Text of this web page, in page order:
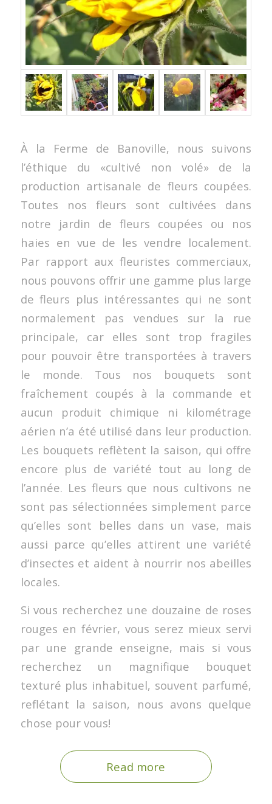
À la Ferme de Banoville, nous suivons
l’éthique du «cultivé non volé» de la
production artisanale de fleurs coupées.
Toutes nos fleurs sont cultivées dans
notre jardin de fleurs coupées ou nos
haies en vue de les vendre localement.
Par rapport aux fleuristes commerciaux,
nous pouvons offrir une gamme plus large
de fleurs plus intéressantes qui ne sont
normalement pas vendues sur la rue
principale, car elles sont trop fragiles
pour pouvoir être transportées à travers
le monde. Tous nos bouquets sont
fraîchement coupés à la commande et
aucun produit chimique ni kilométrage
aérien n’a été utilisé dans leur production.
Les bouquets reflètent la saison, qui offre
encore plus de variété tout au long de
l’année. Les fleurs que nous cultivons ne
sont pas sélectionnées simplement parce
qu’elles sont belles dans un vase, mais
aussi parce qu’elles attirent une variété
d’insectes et aident à nourrir nos abeilles
locales.
Si vous recherchez une douzaine de roses
rouges en février, vous serez mieux servi
par une grande enseigne, mais si vous
recherchez un magnifique bouquet
texturé plus inhabituel, souvent parfumé,
reflétant la saison, nous avons quelque
chose pour vous!
Read more